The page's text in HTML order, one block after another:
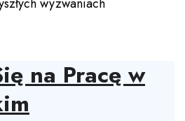
wyzwaniach
na Pracę w